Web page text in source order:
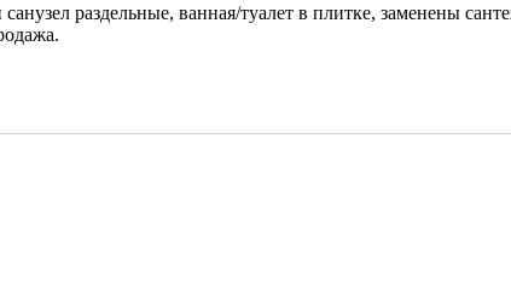
раздельные, ванная/туалет в плитке, заменены